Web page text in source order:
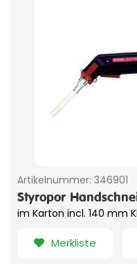
Artikelnummer: 346901
Styropor
im Karton incl. 140 mm
Merkliste